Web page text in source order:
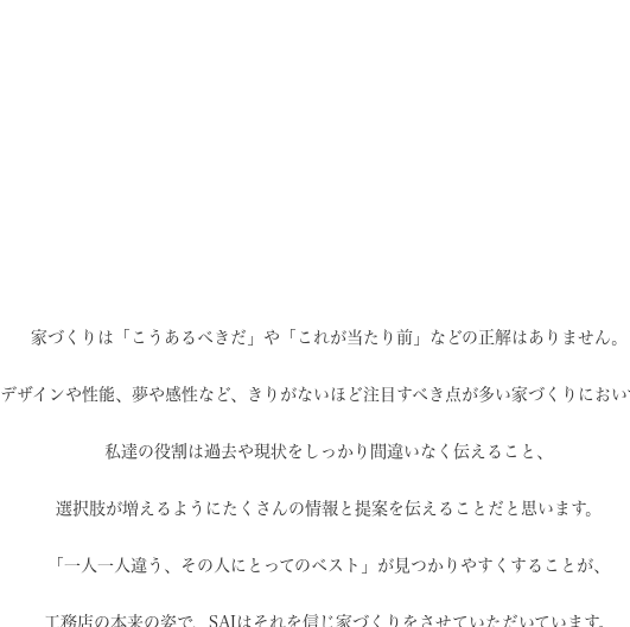
家づくりは「こうあるべきだ」や 「これが当たり前」などの正解はありません。
デザインや性能、夢や感性など、 きりがないほど注目すべき点が多い家づくりにおい
私達の役割は過去や現状を しっかり間違いなく伝えること、
選択肢が増えるように たくさんの情報と提案を伝えることだと思います。
「一人一人違う、その人にとってのベスト」 が見つかりやすくすることが、
工務店の本来の姿で、 SAIはそれを信じ家づくりをさせていただいています。